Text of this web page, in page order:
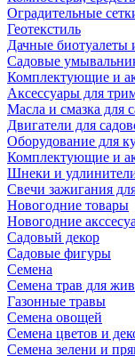
Оградительные
Геотекстиль
Дачные биотуалеты
Садовые
Комплектующие и
Аксессуары для
Масла и смазка для
Двигатели для
Оборудование для
Комплектующие и
Шнеки и
Свечи зажигания
Новогодние товары
Новогодние
Садовый декор
Садовые фигуры
Семена
Семена трав для
Газонные травы
Семена овощей
Семена цветов и
Семена зелени и